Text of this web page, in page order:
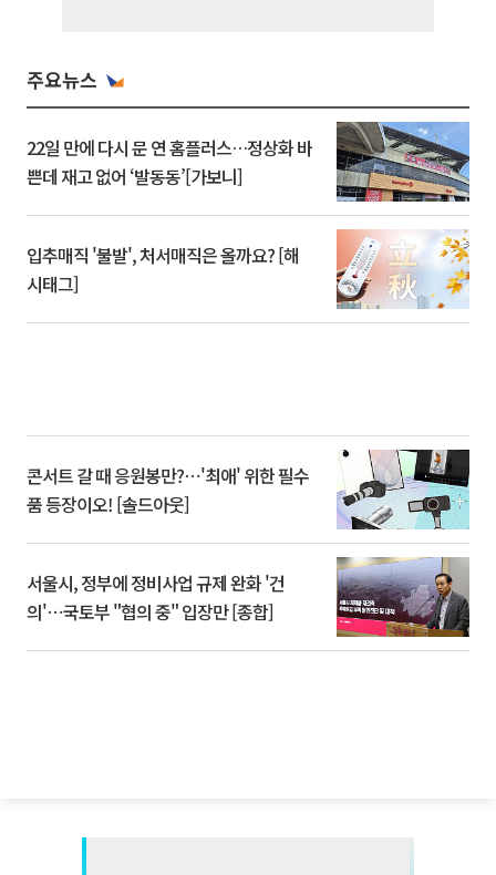
주요뉴스
22일 만에 다시 문 연 홈플러스…정상화 바
쁜데 재고 없어 ‘발동동’[가보니]
입추매직 '불발', 처서매직은 올까요? [해
시태그]
콘서트 갈 때 응원봉만?⋯'최애' 위한 필수
품 등장이오! [솔드아웃]
서울시, 정부에 정비사업 규제 완화 '건
의'⋯국토부 "협의 중" 입장만 [종합]